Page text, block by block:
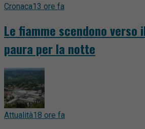
Cronaca13 ore fa
Le fiamme scendono verso
paura per la notte
Attualità18 ore fa